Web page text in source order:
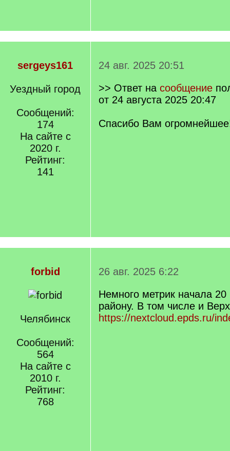
sergeys161
Уездный город
Сообщений:
174
На сайте с
2020 г.
Рейтинг:
141
24 авг. 2025 20:51
>> Ответ на сообщение
от 24 августа 2025 20:47
Спасибо Вам
forbid
Челябинск
Сообщений:
564
На сайте с
2010 г.
Рейтинг:
768
26 авг. 2025 6:22
Немного метрик начала
району. В том числе и
https://nextcloud.epds.ru/